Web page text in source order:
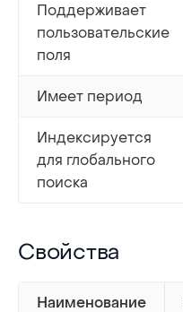
Поддерживает
пользовательские
поля
Имеет период
Индексируется
для глобального
поиска
Свойства
Свойства
Наименование